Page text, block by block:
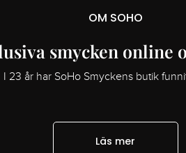
OM SOHO
smycken online
I 23 år har SoHo Smyckens butik
Läs mer